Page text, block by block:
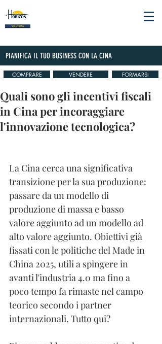
PIANIFICA IL TUO BUSINESS CON LA CINA
COMPRARE VENDERE FORMARSI
Quali sono gli incentivi fiscali
in Cina per incoraggiare
l'innovazione tecnologica?
La Cina cerca una significativa
transizione per la sua produzione:
passare da un modello di
produzione di massa e basso
valore aggiunto ad un modello ad
alto valore aggiunto. Obiettivi già
fissati con le politiche del Made in
China 2025, utili a spingere in
avanti l'industria 4.0 ma fino a
poco tempo fa rimaste nel campo
teorico secondo i partner
internazionali. Tutto qui?